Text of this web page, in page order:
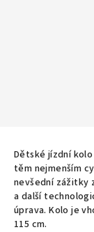
Dětské jízdní kolo
těm nejmenším
nevšední zážitky
a další
úprava. Kolo je
115 cm.